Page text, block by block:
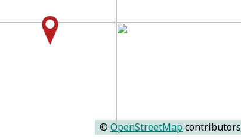
© OpenStreetMap contributors